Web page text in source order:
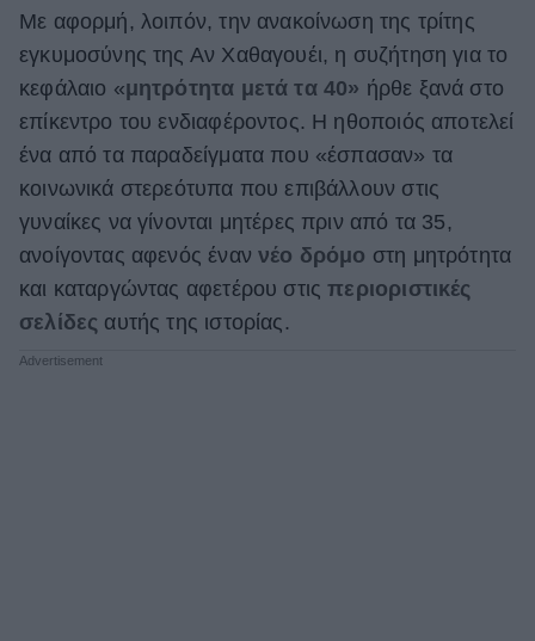
Με αφορμή, λοιπόν, την ανακοίνωση της τρίτης
εγκυμοσύνης της Αν Χαθαγουέι, η συζήτηση για το
κεφάλαιο «μητρότητα μετά τα 40» ήρθε ξανά στο
επίκεντρο του ενδιαφέροντος. Η ηθοποιός αποτελεί
ένα από τα παραδείγματα που «έσπασαν» τα
κοινωνικά στερεότυπα που επιβάλλουν στις
γυναίκες να γίνονται μητέρες πριν από τα 35,
ανοίγοντας αφενός έναν νέο δρόμο στη μητρότητα
και καταργώντας αφετέρου στιςπεριοριστικές
σελίδες αυτής της ιστορίας.